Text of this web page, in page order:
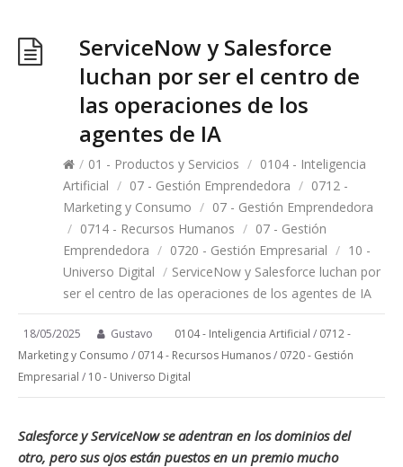
ServiceNow y Salesforce
luchan por ser el centro de
las operaciones de los
agentes de IA
/ 01 - Productos y Servicios / 0104 - Inteligencia
Artificial / 07 - Gestión Emprendedora / 0712 -
Marketing y Consumo / 07 - Gestión Emprendedora
/ 0714 - Recursos Humanos / 07 - Gestión
Emprendedora / 0720 - Gestión Empresarial / 10 -
Universo Digital / ServiceNow y Salesforce luchan por
ser el centro de las operaciones de los agentes de IA
18/05/2025 Gustavo 0104 - Inteligencia Artificial / 0712 -
Marketing y Consumo / 0714 - Recursos Humanos/ 0720 - Gestión
Empresarial / 10 - Universo Digital
Salesforce y ServiceNow se adentran en los dominios del
otro, pero sus ojos están puestos en un premio mucho